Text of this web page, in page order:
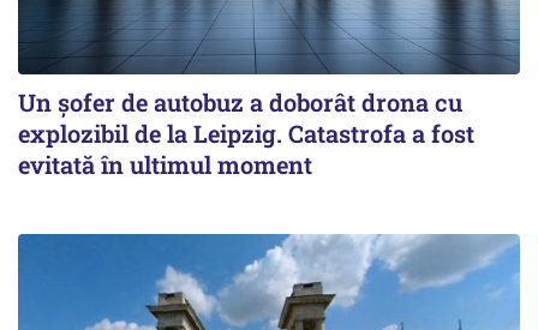
Un șofer de autobuz a doborât drona cu
explozibil de la Leipzig. Catastrofa a fost
evitată în ultimul moment